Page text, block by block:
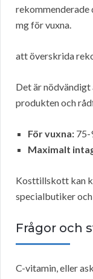
rekommenderade
mg för vuxna.
att överskrida
Det är nödvändigt
produkten och
För vuxna: 75-
Maximalt
Kosttillskott kan
specialbutiker
Frågor och
C-vitamin, eller